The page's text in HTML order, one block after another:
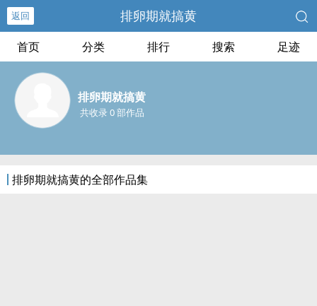
返回 排卵期就搞黄
首页 分类 排行 搜索 足迹
排卵期就搞黄
共收录 0 部作品
排卵期就搞黄的全部作品集